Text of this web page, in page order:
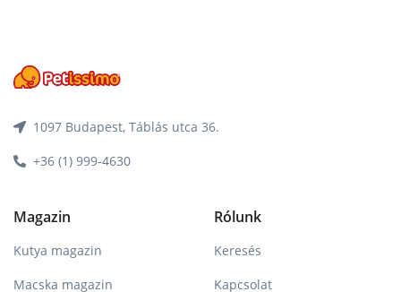
1097 Budapest, Táblás utca 36.
+36 (1) 999-4630
Magazin
Kutya magazin
Macska magazin
Rólunk
Keresés
Kapcsolat